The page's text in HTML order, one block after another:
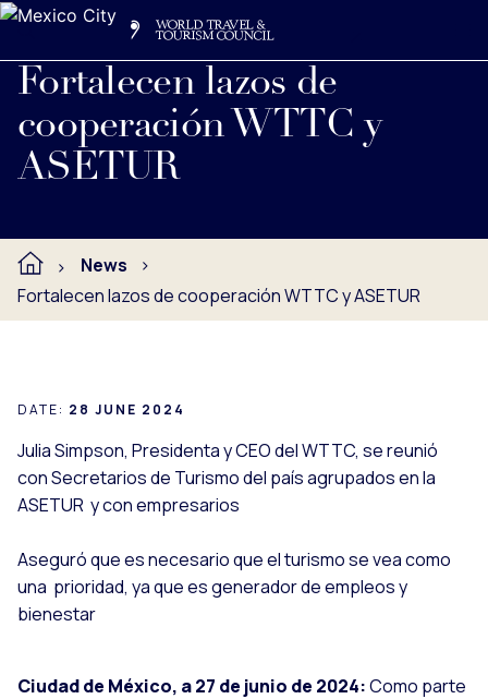
Fortalecen lazos de
cooperación WTTC y
ASETUR
Ver nota de prensa completa debajo.
News
Fortalecen lazos de cooperación WTTC y ASETUR
DATE: 28 JUNE 2024
Julia Simpson, Presidenta y CEO del WTTC, se reunió
con Secretarios de Turismo del país agrupados en la
ASETUR y con empresarios
Aseguró que es necesario que el turismo se vea como
una prioridad, ya que es generador de empleos y
bienestar
Ciudad de México, a 27 de junio de 2024:Como parte